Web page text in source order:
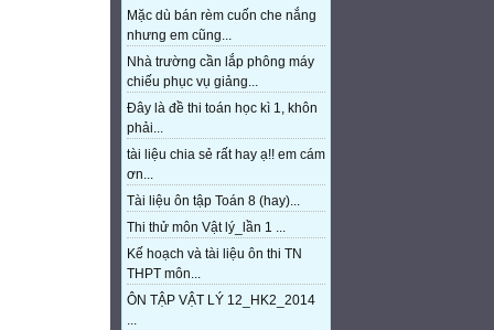
Mặc dù bán rèm cuốn che nắng
nhưng em cũng...
Nhà trường cần lắp phông máy
chiếu phục vụ giảng...
Đây là đề thi toán học kì 1, khôn
phải...
tài liệu chia sẻ rất hay ạ!! em cám
ơn...
Tài liệu ôn tập Toán 8 (hay)...
Thi thử môn Vật lý_lần 1 ...
Kế hoạch và tài liệu ôn thi TN
THPT môn...
ÔN TẬP VẬT LÝ 12_HK2_2014
...